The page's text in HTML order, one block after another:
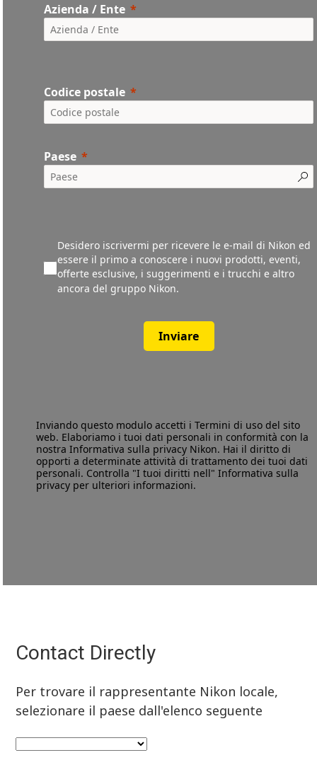
Azienda / Ente
Codice postale
Paese
Desidero iscrivermi per ricevere le e-mail di Nikon ed
essere il primo a conoscere i nuovi prodotti, eventi,
offerte esclusive, i suggerimenti e i trucchi e altro
ancora del gruppo Nikon.
Inviare
Inviando questo modulo accetti iTermini di uso del sito
web. Elaboriamo i tuoi dati personali in conformità con la
nostraInformativa sulla privacy Nikon. Hai il diritto di
opporti a determinate attività di trattamento dei tuoi dati
personali. Controlla "I tuoi diritti nell" Informativa sulla
privacy per ulteriori informazioni.
Contact Directly
Per trovare il rappresentante Nikon locale,
selezionare il paese dall'elenco seguente